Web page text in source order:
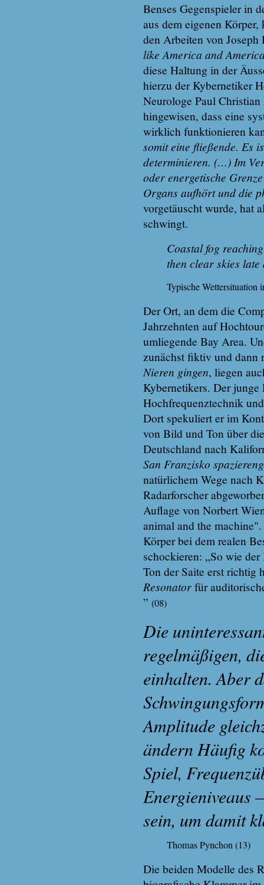
Benses Gegenspieler in
aus dem eigenen
den Arbeiten von
like America and
diese Haltung in der
hierzu der Kybernetiker
Neurologe Paul
hingewisen, dass eine
wirklich funktionieren
somit eine fließende. Es
determinieren. (…) Im
oder energetische
Organs aufhört und die
vorgetäuscht wurde, hat
schwingt.
Coastal fog
then clear skies
Typische Wettersituation
Der Ort, an dem die
Jahrzehnten auf
umliegende Bay Area.
zunächst fiktiv und dann
Nieren gingen, liegen
Kybernetikers. Der junge
Hochfrequenztechnik
Dort spekuliert er im
von Bild und Ton über
Deutschland nach
San Franzisko
natürlichem Wege nach
Radarforscher
Auflage von Norbert
animal and the
Körper bei dem realen
schockieren: „So wie
Ton der Saite erst richtig
Resonatorfür
” (08)
Die
regelmäßigen,
einhalten. Aber
Amplitude
ändern Häufig
Spiel,
Energieniveaus
sein, um damit
Thomas Pynchon (13)
Die beiden Modelle des